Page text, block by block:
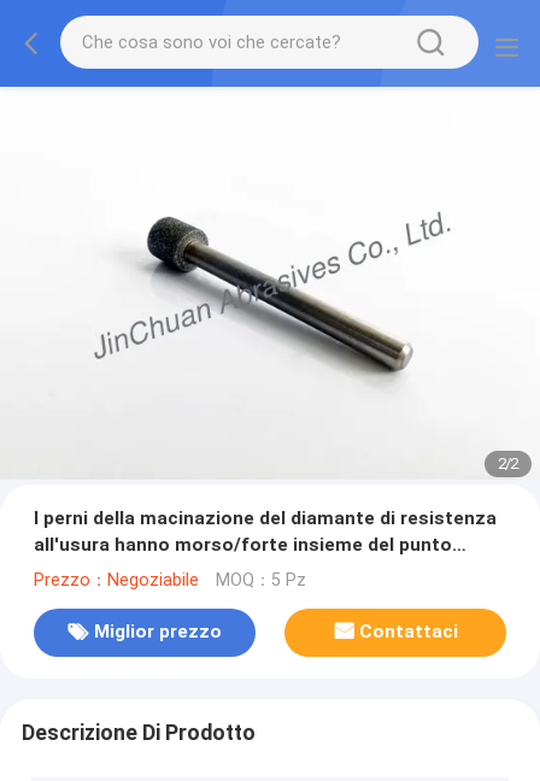
2/2
I perni della macinazione del diamante di resistenza
all'usura hanno morso/forte insieme del punto
montato del diamante di rigidità
Prezzo：Negoziabile MOQ：5 Pz
Miglior prezzo Contattaci
Descrizione Di Prodotto